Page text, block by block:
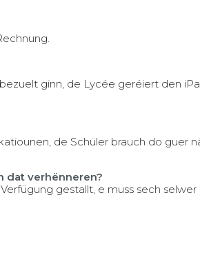
ginn, de Lycée geréiert den
de Schüler brauch do guer
dat verhënneren?
gestallt, e muss sech selwer